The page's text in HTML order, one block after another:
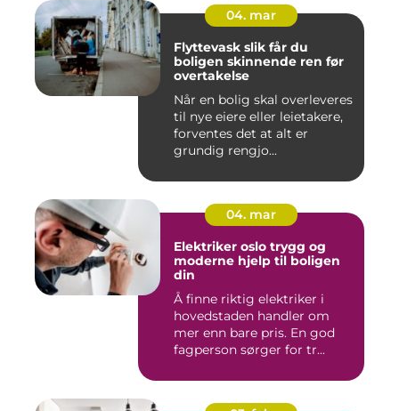
04. mar
Flyttevask slik får du
boligen skinnende ren før
overtakelse
Når en bolig skal overleveres
til nye eiere eller leietakere,
forventes det at alt er
grundig rengjo...
04. mar
Elektriker oslo trygg og
moderne hjelp til boligen
din
Å finne riktig elektriker i
hovedstaden handler om
mer enn bare pris. En god
fagperson sørger for tr...